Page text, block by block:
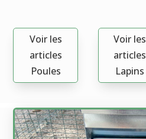
Voir les
articles
Poules
Voir les
articles
Lapins